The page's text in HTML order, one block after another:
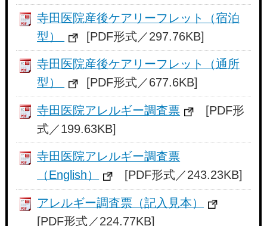
寺田医院産後ケアリーフレット（宿泊
型）
[PDF形式／297.76KB]
寺田医院産後ケアリーフレット（通所
型）
[PDF形式／677.6KB]
寺田医院アレルギー調査票
[PDF形
式／199.63KB]
寺田医院アレルギー調査票
（English）
[PDF形式／243.23KB]
アレルギー調査票（記入見本）
[PDF形式／224.77KB]